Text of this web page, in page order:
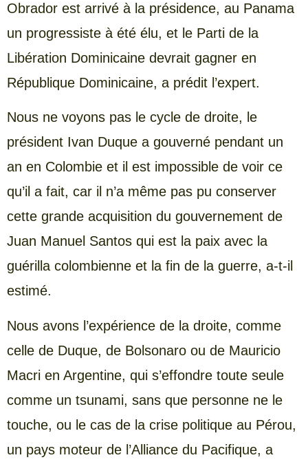
Obrador est arrivé à la présidence, au Panama
un progressiste à été élu, et le Parti de la
Libération Dominicaine devrait gagner en
République Dominicaine, a prédit l’expert.
Nous ne voyons pas le cycle de droite, le
président Ivan Duque a gouverné pendant un
an en Colombie et il est impossible de voir ce
qu’il a fait, car il n’a même pas pu conserver
cette grande acquisition du gouvernement de
Juan Manuel Santos qui est la paix avec la
guérilla colombienne et la fin de la guerre, a-t-il
estimé.
Nous avons l’expérience de la droite, comme
celle de Duque, de Bolsonaro ou de Mauricio
Macri en Argentine, qui s’effondre toute seule
comme un tsunami, sans que personne ne le
touche, ou le cas de la crise politique au Pérou,
un pays moteur de l’Alliance du Pacifique, a